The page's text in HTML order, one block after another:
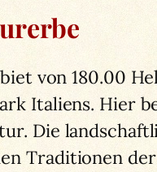
von 180.00
Italiens. Hier
Die
Traditionen